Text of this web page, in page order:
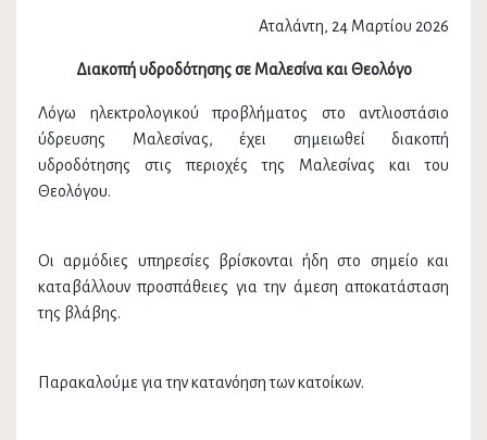
Αταλάντη, 24 Μαρτίου 2026
Διακοπή υδροδότησης σε Μαλεσίνα και Θεολόγο
Λόγω ηλεκτρολογικού προβλήματος στο αντλιοστάσιο
ύδρευσης Μαλεσίνας, έχει σημειωθεί διακοπή
υδροδότησης στις περιοχές της Μαλεσίνας και του
Θεολόγου.
Οι αρμόδιες υπηρεσίες βρίσκονται ήδη στο σημείο και
καταβάλλουν προσπάθειες για την άμεση αποκατάσταση
της βλάβης.
Παρακαλούμε για την κατανόηση των κατοίκων.